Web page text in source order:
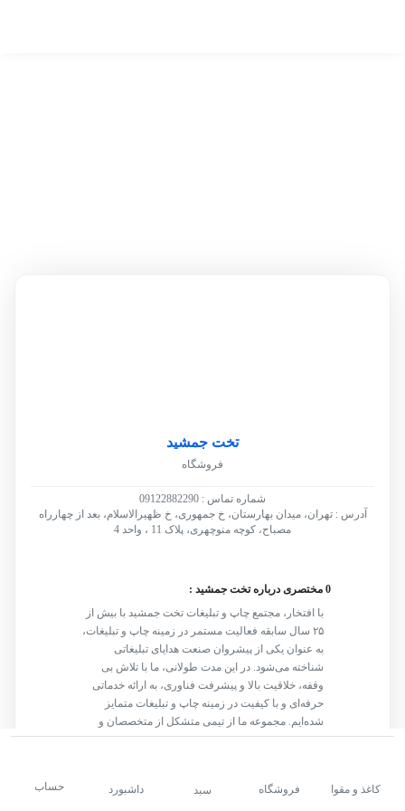
کاغذ و مقوا فروشگاه سبد داشبورد حساب
تخت جمشید
فروشگاه
شماره تماس : 09122882290
آدرس : تهران، میدان بهارستان، خ جمهوری، خ ظهیرالاسلام، بعد از چهارراه
مصباح، کوچه منوچهری، پلاک 11 ، واحد 4
0 مختصری درباره تخت جمشید :
با افتخار، مجتمع چاپ و تبلیغات تخت جمشید با بیش از
۲۵ سال سابقه فعالیت مستمر در زمینه چاپ و تبلیغات،
به عنوان یکی از پیشروان صنعت هدایای تبلیغاتی
شناخته می‌شود. در این مدت طولانی، ما با تلاش بی
وقفه، خلاقیت بالا و پیشرفت فناوری، به ارائه خدماتی
حرفه‌ای و با کیفیت در زمینه چاپ و تبلیغات متمایز
شده‌ایم. مجموعه ما از تیمی متشکل از متخصصان و
کارشناسان حرفه‌ای تشکیل شده است که دارای تجربه
توسط ما، با کیفیت بالا، دقیق و با رعایت استانداردهای